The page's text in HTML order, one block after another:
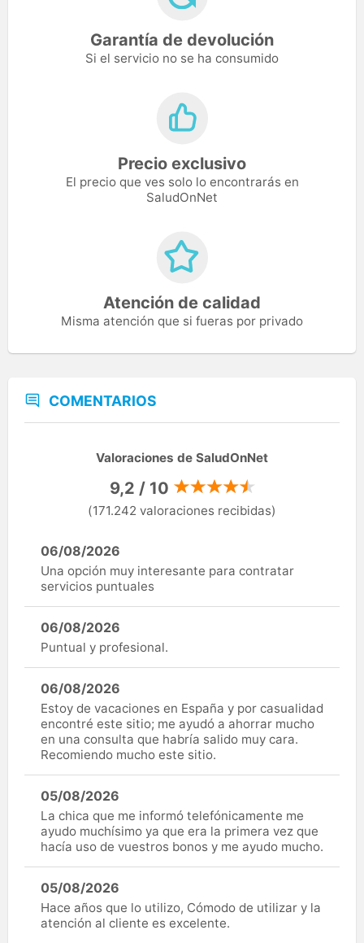
Garantía de devolución
Si el servicio no se ha consumido
Precio exclusivo
El precio que ves solo lo encontrarás en
SaludOnNet
Atención de calidad
Misma atención que si fueras por privado
COMENTARIOS
Valoraciones de SaludOnNet
9,2 / 10
(171.242 valoraciones recibidas)
06/08/2026
Una opción muy interesante para contratar
servicios puntuales
06/08/2026
Puntual y profesional.
06/08/2026
Estoy de vacaciones en España y por casualidad
encontré este sitio; me ayudó a ahorrar mucho
en una consulta que habría salido muy cara.
Recomiendo mucho este sitio.
05/08/2026
La chica que me informó telefónicamente me
ayudo muchísimo ya que era la primera vez que
hacía uso de vuestros bonos y me ayudo mucho.
05/08/2026
Hace años que lo utilizo, Cómodo de utilizar y la
atención al cliente es excelente.